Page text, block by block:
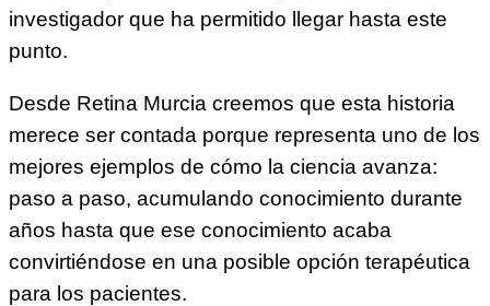
investigador que ha permitido llegar hasta este
punto.
Desde Retina Murcia creemos que esta historia
merece ser contada porque representa uno de los
mejores ejemplos de cómo la ciencia avanza:
paso a paso, acumulando conocimiento durante
años hasta que ese conocimiento acaba
convirtiéndose en una posible opción terapéutica
para los pacientes.